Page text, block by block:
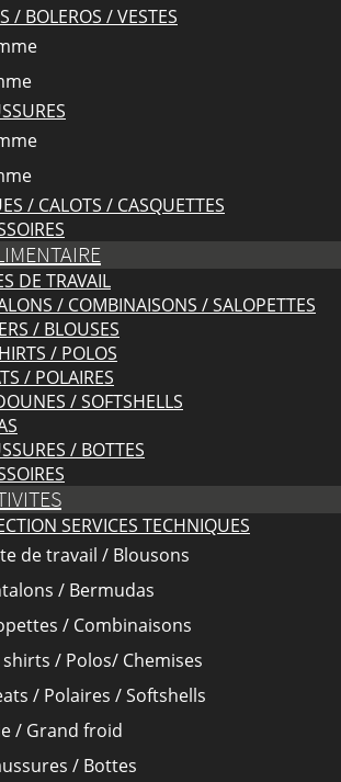
/ BOLEROS / VESTES
/ CALOTS / CASQUETTES
DE TRAVAIL
/ COMBINAISONS / SALOPETTES
/ BLOUSES
/ POLOS
/ POLAIRES
/ SOFTSHELLS
/ BOTTES
SERVICES TECHNIQUES
de travail / Blousons
/ Bermudas
/ Combinaisons
shirts / Polos/ Chemises
/ Polaires / Softshells
/ Grand froid
/ Bottes